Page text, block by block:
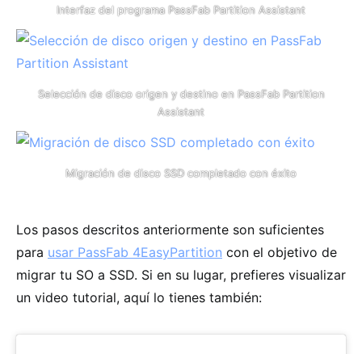
Interfaz del programa PassFab Partition Assistant
Selección de disco origen y destino en PassFab Partition
Assistant
Migración de disco SSD completado con éxito
Los pasos descritos anteriormente son suficientes
para usar PassFab 4EasyPartition con el objetivo de
migrar tu SO a SSD. Si en su lugar, prefieres visualizar
un video tutorial, aquí lo tienes también: